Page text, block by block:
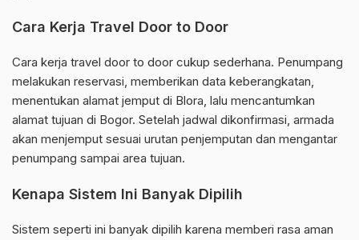
Cara Kerja Travel Door to Door
Cara kerja travel door to door cukup sederhana. Penumpang
melakukan reservasi, memberikan data keberangkatan,
menentukan alamat jemput di Blora, lalu mencantumkan
alamat tujuan di Bogor. Setelah jadwal dikonfirmasi, armada
akan menjemput sesuai urutan penjemputan dan mengantar
penumpang sampai area tujuan.
Kenapa Sistem Ini Banyak Dipilih
Sistem seperti ini banyak dipilih karena memberi rasa aman